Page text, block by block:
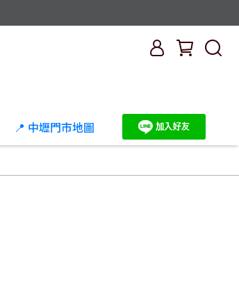
📍 中壢門市地圖